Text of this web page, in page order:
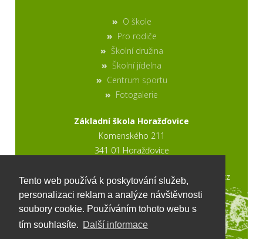
Tento web používá k poskytování služeb,
personalizaci reklam a analýze návštěvnosti
soubory cookie. Používáním tohoto webu s
tím souhlasíte. Další informace
O škole
Pro rodiče
Školní družina
Školní jídelna
Centrum sportu
Fotogalerie
Základní škola Horažďovice
Komenského 211
341 01 Horažďovice
2017 © výroba stránek www.ptweb.cz